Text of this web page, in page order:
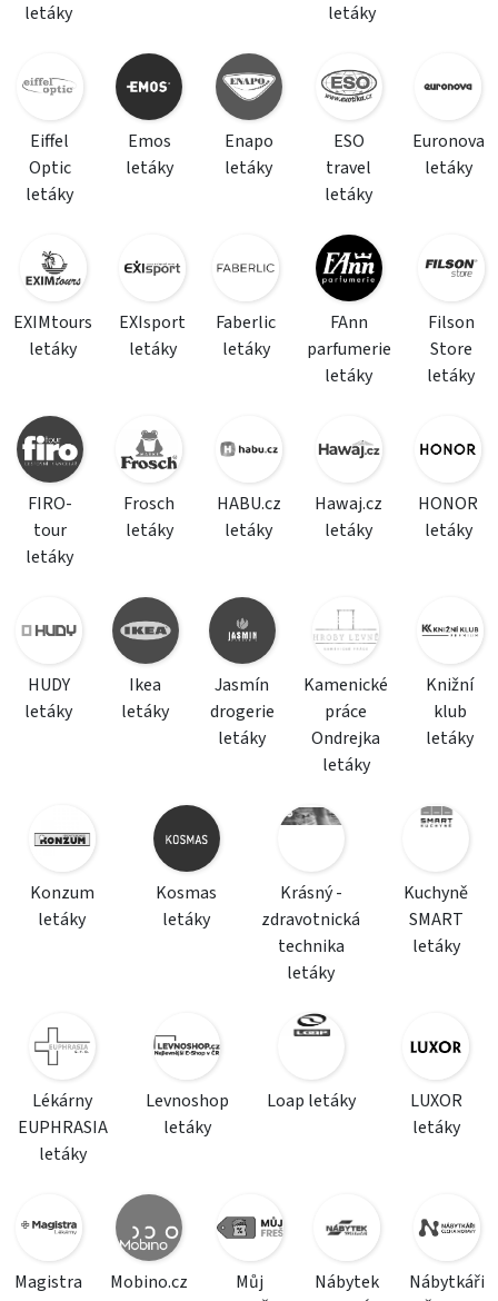
letáky
letáky
Eiffel
Optic
letáky
Emos
letáky
Enapo
letáky
ESO
travel
letáky
Euronova
letáky
EXIMtours
letáky
EXIsport
letáky
Faberlic
letáky
FAnn
parfumerie
letáky
Filson
Store
letáky
FIRO-
tour
letáky
Frosch
letáky
HABU.cz
letáky
Hawaj.cz
letáky
HONOR
letáky
HUDY
letáky
Ikea
letáky
Jasmín
drogerie
letáky
Kamenické
práce
Ondrejka
letáky
Knižní
klub
letáky
Konzum
letáky
Kosmas
letáky
Krásný -
zdravotnická
technika
letáky
Kuchyně
SMART
letáky
Lékárny
EUPHRASIA
letáky
Levnoshop
letáky
Loap letáky
LUXOR
letáky
Magistra
Mobino.cz
Můj
Nábytek
Nábytkáři